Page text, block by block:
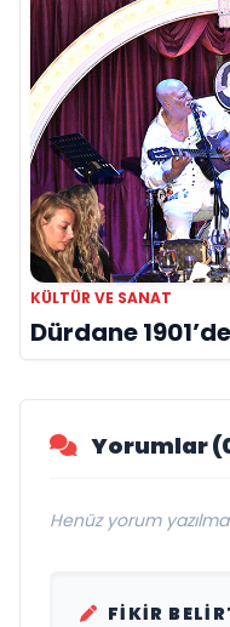
KÜLTÜR VE SANAT
Dürdane
Yorumlar
Henüz yorum
FIKIR